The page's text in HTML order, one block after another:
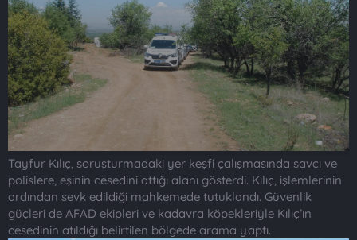
Tayfur Kılıç, soruşturmadaki yer keşfi çalışmasında savcı ve
polislere, eşinin cesedini attığı alanı gösterdi. Kılıç, işlemlerinin
ardından sevk edildiği mahkemede tutuklandı. Güvenlik
güçleri de AFAD ekipleri ve kadavra köpekleriyle Kılıç’ın
cesedinin atıldığı belirtilen bölgede arama yaptı.